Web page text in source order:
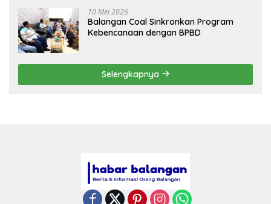
10 Mei 2026
Balangan Coal Sinkronkan Program
Kebencanaan dengan BPBD
Selengkapnya